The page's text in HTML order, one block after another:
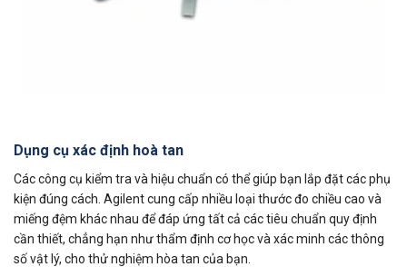
Dụng cụ xác định hoà tan
Các công cụ kiểm tra và hiệu chuẩn có thể giúp bạn lắp đặt các phụ
kiện đúng cách. Agilent cung cấp nhiều loại thước đo chiều cao và
miếng đệm khác nhau để đáp ứng tất cả các tiêu chuẩn quy định
cần thiết, chẳng hạn như thẩm định cơ học và xác minh các thông
số vật lý, cho thử nghiệm hòa tan của bạn.